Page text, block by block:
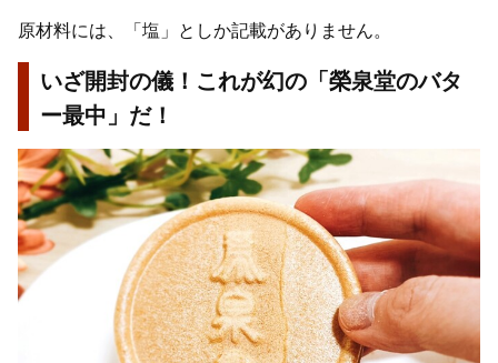
原材料には、「塩」としか記載がありません。
いざ開封の儀！これが幻の「榮泉堂のバタ
ー最中」だ！